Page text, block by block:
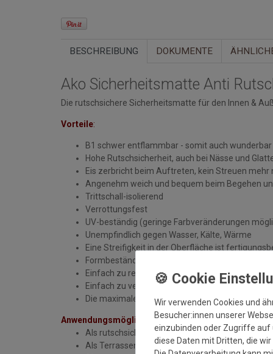
BESCHREIBUNG DOKUMENTE
Ako Sicherheitsmatte Anti
Die rutschsichere Sicherheitsmatte für den Innen &
Vorteile:
B1 schwer entflammbar - somit auch
Hohe Rutschsicherheit, auch bei Nässe und
Eis zerbricht beim Auftreten, kein Streuen mehr
Angenehm weich und bequem beim Begehen
Trittschall-isolierend
Verrottungsfest
UV-beständig (geringe Farbveränderungen
Unempfindlich gegen Wasser, Kälte, Wärme
Eine Streifigkeit in der Oberfläche ist
Formbeständig
Einfach zu reinigen
Einfach zu verlegen
Die maximale Bestelllänge an einem Stück
Anwendungsmöglichkeiten:
Als rutschsichere Wintermatte vor Häusern,
Als Terrassen-/ Gartenbelag mit Schmutzfang-
Wir verwenden Cookies und
Besucher:innen unserer
einzubinden oder Zugriffe auf
diese Daten mit Dritten, die